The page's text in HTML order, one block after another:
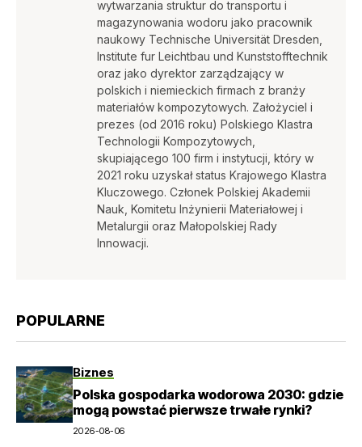
wytwarzania struktur do transportu i
magazynowania wodoru jako pracownik
naukowy Technische Universität Dresden,
Institute fur Leichtbau und Kunststofftechnik
oraz jako dyrektor zarządzający w
polskich i niemieckich firmach z branży
materiałów kompozytowych. Założyciel i
prezes (od 2016 roku) Polskiego Klastra
Technologii Kompozytowych,
skupiającego 100 firm i instytucji, który w
2021 roku uzyskał status Krajowego Klastra
Kluczowego. Członek Polskiej Akademii
Nauk, Komitetu Inżynierii Materiałowej i
Metalurgii oraz Małopolskiej Rady
Innowacji.
POPULARNE
Biznes
Polska gospodarka wodorowa 2030: gdzie
mogą powstać pierwsze trwałe rynki?
2026-08-06